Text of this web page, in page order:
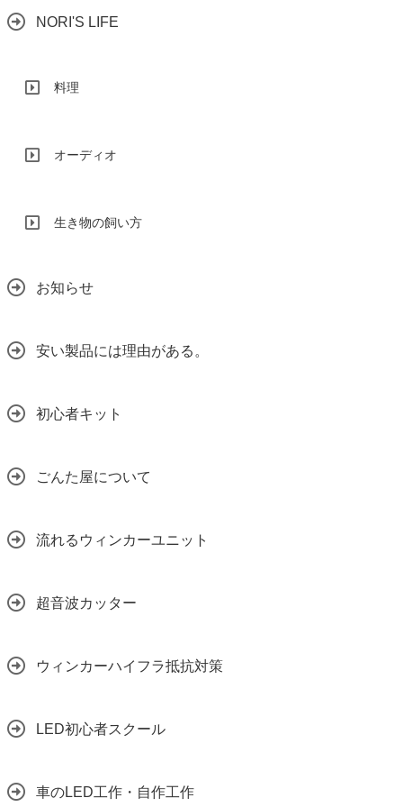
NORI'S LIFE
料理
オーディオ
生き物の飼い方
お知らせ
安い製品には理由がある。
初心者キット
ごんた屋について
流れるウィンカーユニット
超音波カッター
ウィンカーハイフラ抵抗対策
LED初心者スクール
車のLED工作・自作工作